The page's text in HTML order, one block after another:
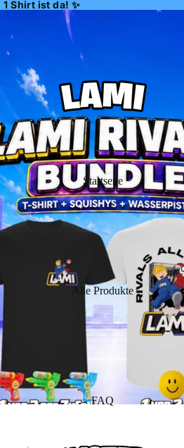
Shirt ist da! ✨
Startseite
Alle Produkte
FAQ